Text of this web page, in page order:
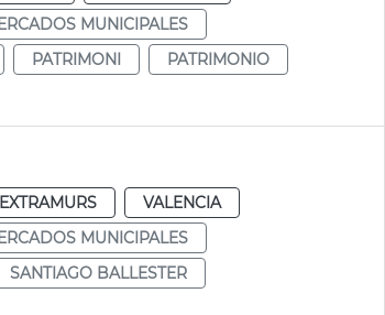
MUNICIPALES
PATRIMONI
PATRIMONIO
EXTRAMURS
VALENCIA
MUNICIPALES
SANTIAGO BALLESTER